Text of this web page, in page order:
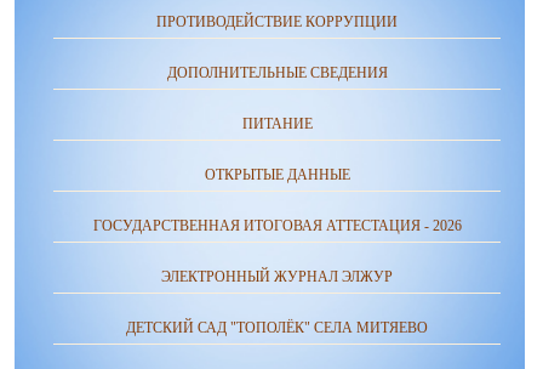
ПРОТИВОДЕЙСТВИЕ КОРРУПЦИИ
ДОПОЛНИТЕЛЬНЫЕ СВЕДЕНИЯ
ПИТАНИЕ
ОТКРЫТЫЕ ДАННЫЕ
ГОСУДАРСТВЕННАЯ ИТОГОВАЯ АТТЕСТАЦИЯ - 2026
ЭЛЕКТРОННЫЙ ЖУРНАЛ ЭЛЖУР
ДЕТСКИЙ САД "ТОПОЛЁК" СЕЛА МИТЯЕВО